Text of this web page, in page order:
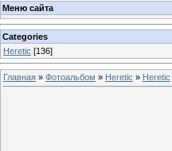
Меню сайта
Categories
Heretic [136]
Главная » Фотоальбом » Heretic » Heretic